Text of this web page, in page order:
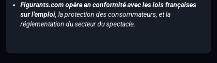
Figurants.com opère en conformité avec les lois françaises
sur l’emploi, la protection des consommateurs, et la
réglementation du secteur du spectacle.